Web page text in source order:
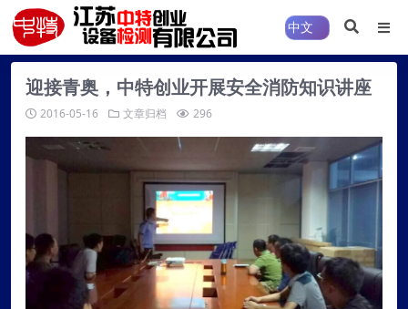
迎接青奥，中特创业开展安全消防知识讲座
2016-05-16 文章归档 296